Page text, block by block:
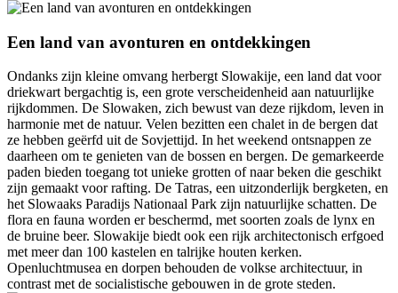
Een land van avonturen en ontdekkingen
Ondanks zijn kleine omvang herbergt Slowakije, een land dat voor
driekwart bergachtig is, een grote verscheidenheid aan natuurlijke
rijkdommen. De Slowaken, zich bewust van deze rijkdom, leven in
harmonie met de natuur. Velen bezitten een chalet in de bergen dat
ze hebben geërfd uit de Sovjettijd. In het weekend ontsnappen ze
daarheen om te genieten van de bossen en bergen. De gemarkeerde
paden bieden toegang tot unieke grotten of naar beken die geschikt
zijn gemaakt voor rafting. De Tatras, een uitzonderlijk bergketen, en
het Slowaaks Paradijs Nationaal Park zijn natuurlijke schatten. De
flora en fauna worden er beschermd, met soorten zoals de lynx en
de bruine beer. Slowakije biedt ook een rijk architectonisch erfgoed
met meer dan 100 kastelen en talrijke houten kerken.
Openluchtmusea en dorpen behouden de volkse architectuur, in
contrast met de socialistische gebouwen in de grote steden.